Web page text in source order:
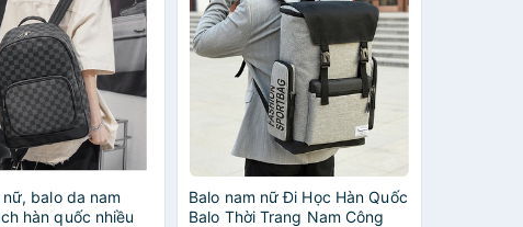
balo da nam
hàn quốc nhiều
Balo nam nữ Đi Học Hàn Quốc
Balo Thời Trang Nam Công